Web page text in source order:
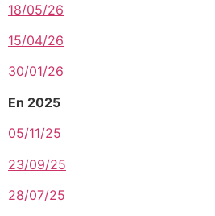
18/05/26
15/04/26
30/01/26
En 2025
05/11/25
23/09/25
28/07/25